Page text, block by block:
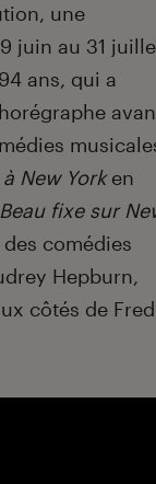
une
juin au 31
ans, qui a
New Yorken
Beau fixe sur
comédies
Hepburn,
côtés de Fred